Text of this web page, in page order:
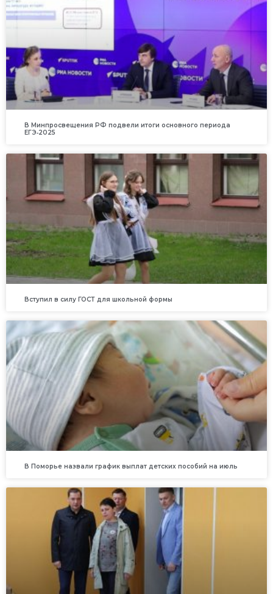
В Минпросвещения РФ подвели итоги основного периода
ЕГЭ‑2025
Вступил в силу ГОСТ для школьной формы
В Поморье назвали график выплат детских пособий на июль